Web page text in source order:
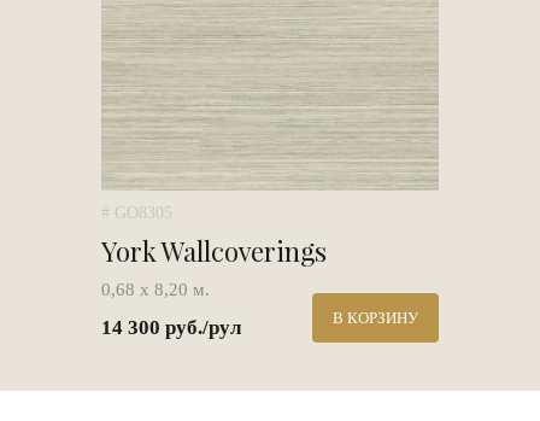
# GO8305
York Wallcoverings
0,68 х 8,20 м.
14 300 руб./рул В КОРЗИНУ